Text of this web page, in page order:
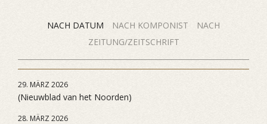
NACH DATUM NACH KOMPONIST
NACH
ZEITUNG/ZEITSCHRIFT
29. MÄRZ 2026
(Nieuwblad van het Noorden)
28. MÄRZ 2026